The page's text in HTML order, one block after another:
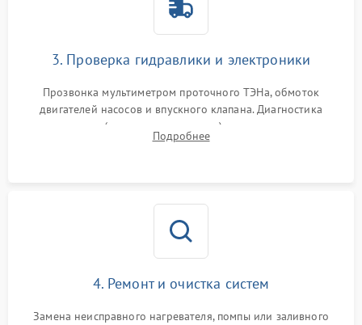
3. Проверка гидравлики и электроники
Прозвонка мультиметром проточного ТЭНа, обмоток
двигателей насосов и впускного клапана. Диагностика
прессостата (датчика уровня воды), датчика мутности,
концевика дверцы и электронного модуля управления.
Подробнее
4. Ремонт и очистка систем
Замена неисправного нагревателя, помпы или заливного